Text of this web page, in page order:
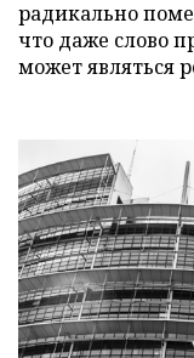
радикально
что даже слово
может являться